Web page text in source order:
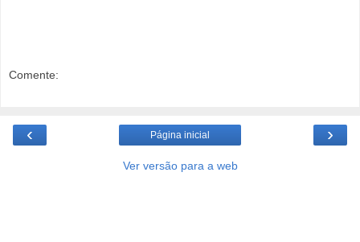
Comente:
‹ ›
Página inicial
Ver versão para a web